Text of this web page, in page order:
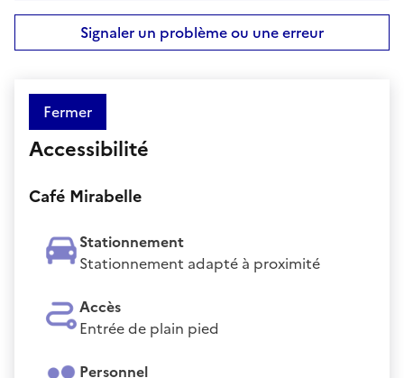
Signaler un problème ou une erreur
Fermer
Accessibilité
Café Mirabelle
Stationnement
Stationnement adapté à proximité
Accès
Entrée de plain pied
Personnel